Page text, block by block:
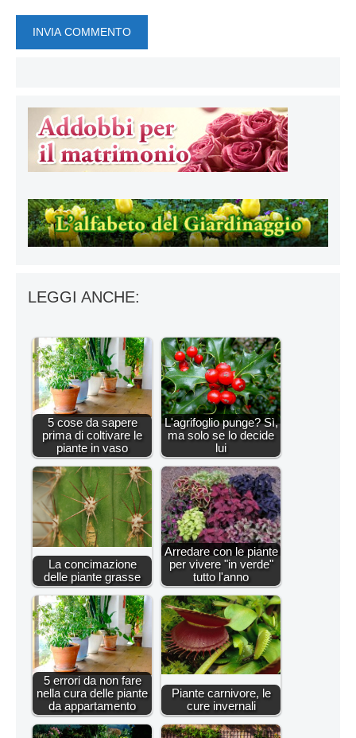
LEGGI ANCHE:
5 cose da sapere
prima di coltivare le
piante in vaso
L'agrifoglio punge? Sì,
ma solo se lo decide
lui
La concimazione
delle piante grasse
Arredare con le piante
per vivere "in verde"
tutto l'anno
5 errori da non fare
nella cura delle piante
da appartamento
Piante carnivore, le
cure invernali